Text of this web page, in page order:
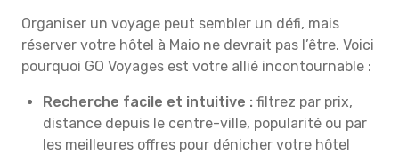
Organiser un voyage peut sembler un défi, mais
réserver votre hôtel à Maio ne devrait pas l’être. Voici
pourquoi GO Voyages est votre allié incontournable :
Recherche facile et intuitive : filtrez par prix,
distance depuis le centre-ville, popularité ou par
les meilleures offres pour dénicher votre hôtel